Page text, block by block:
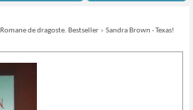
Romane de dragoste. Bestseller »Sandra Brown - Texas!